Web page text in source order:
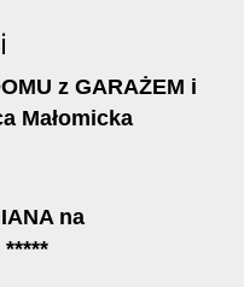
z GARAŻEM i
Małomicka
na
*****